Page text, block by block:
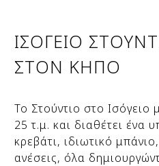
ΙΣΌΓΕΙΟ
ΣΤΟΝ ΚΉΠΟ
Το Στούντιο στο Ισόγειο
25 τ.μ. και διαθέτει ένα
κρεβάτι, ιδιωτικό
ανέσεις, όλα